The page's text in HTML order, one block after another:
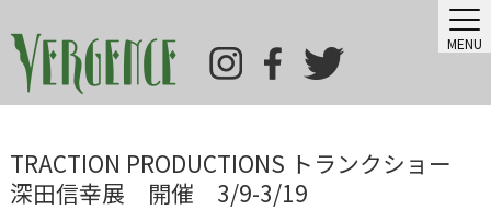
MENU
TRACTION PRODUCTIONS トランクショー
深田信幸展 開催 3/9-3/19